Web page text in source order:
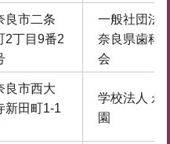
良市二条
2丁目9番2
一般社団法
奈良県歯科
会
良市西大
新田町1-1
学校法人 永
園